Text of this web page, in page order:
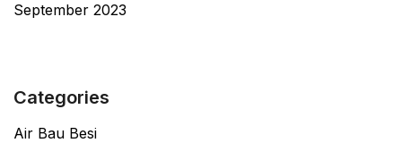
September 2023
Categories
Air Bau Besi